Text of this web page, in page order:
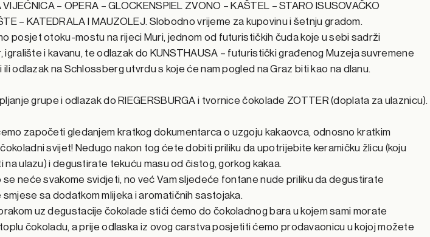
VIJEĆNICA – OPERA – GLOCKENSPIEL ZVONO – KAŠTEL – STARO ISUSOVAČKO
– KATEDRALA I MAUZOLEJ. Slobodno vrijeme za kupovinu i šetnju gradom.
posjet otoku-mostu na rijeci Muri, jednom od futurističkih čuda koje u sebi sadrži
igralište i kavanu, te odlazak do KUNSTHAUSA – futuristički građenog Muzeja suvremene
odlazak na Schlossberg utvrdu s koje će nam pogled na Graz biti kao na dlanu.
grupe i odlazak do RIEGERSBURGA i tvornice čokolade ZOTTER (doplata za ulaznicu).
započeti gledanjem kratkog dokumentarca o uzgoju kakaovca, odnosno kratkim
svijet! Nedugo nakon tog ćete dobiti priliku da upotrijebite keramičku žlicu (koju
na ulazu) i degustirate tekuću masu od čistog, gorkog kakaa.
se neće svakome svidjeti, no već Vam sljedeće fontane nude priliku da degustirate
smjese sa dodatkom mlijeka i aromatičnih sastojaka.
uz degustacije čokolade stići ćemo do čokoladnog bara u kojem sami morate
čokoladu, a prije odlaska iz ovog carstva posjetiti ćemo prodavaonicu u kojoj možete